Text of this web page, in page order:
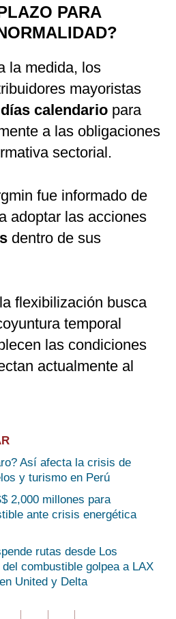
PARA
la medida, los
mayoristas
calendario para
a las obligaciones
sectorial.
fue informado de
adoptar las acciones
dentro de sus
flexibilización busca
temporal
las condiciones
actualmente al
Así afecta la crisis de
y turismo en Perú
2,000 millones para
ante crisis energética
rutas desde Los
combustible golpea a LAX
United y Delta